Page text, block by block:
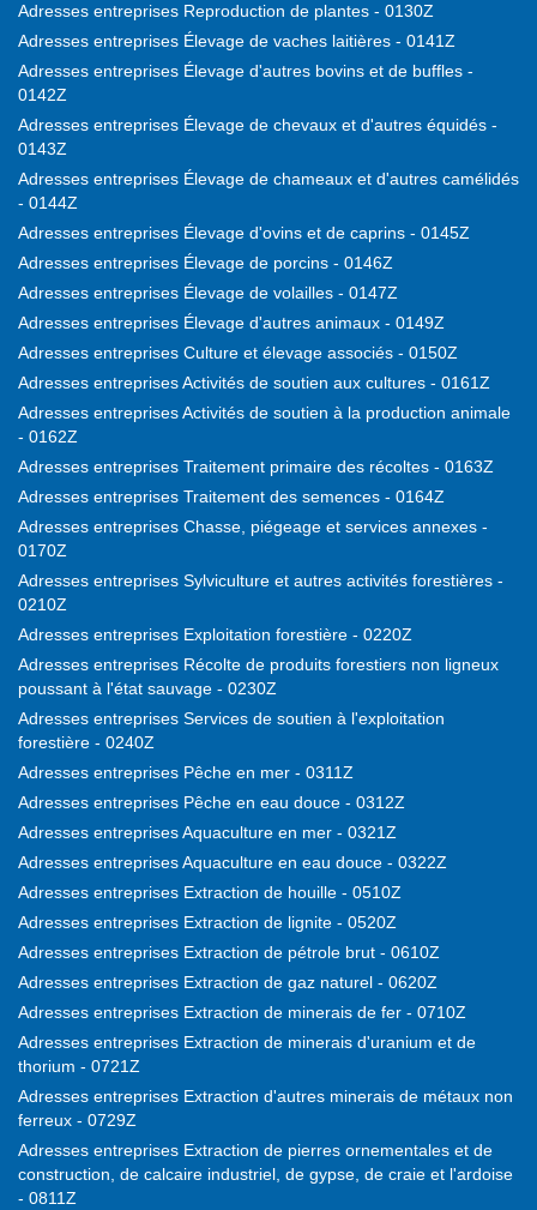
Adresses entreprises Reproduction de plantes - 0130Z
Adresses entreprises Élevage de vaches laitières - 0141Z
Adresses entreprises Élevage d'autres bovins et de buffles -
0142Z
Adresses entreprises Élevage de chevaux et d'autres équidés -
0143Z
Adresses entreprises Élevage de chameaux et d'autres camélidés
- 0144Z
Adresses entreprises Élevage d'ovins et de caprins - 0145Z
Adresses entreprises Élevage de porcins - 0146Z
Adresses entreprises Élevage de volailles - 0147Z
Adresses entreprises Élevage d'autres animaux - 0149Z
Adresses entreprises Culture et élevage associés - 0150Z
Adresses entreprises Activités de soutien aux cultures - 0161Z
Adresses entreprises Activités de soutien à la production animale
- 0162Z
Adresses entreprises Traitement primaire des récoltes - 0163Z
Adresses entreprises Traitement des semences - 0164Z
Adresses entreprises Chasse, piégeage et services annexes -
0170Z
Adresses entreprises Sylviculture et autres activités forestières -
0210Z
Adresses entreprises Exploitation forestière - 0220Z
Adresses entreprises Récolte de produits forestiers non ligneux
poussant à l'état sauvage - 0230Z
Adresses entreprises Services de soutien à l'exploitation
forestière - 0240Z
Adresses entreprises Pêche en mer - 0311Z
Adresses entreprises Pêche en eau douce - 0312Z
Adresses entreprises Aquaculture en mer - 0321Z
Adresses entreprises Aquaculture en eau douce - 0322Z
Adresses entreprises Extraction de houille - 0510Z
Adresses entreprises Extraction de lignite - 0520Z
Adresses entreprises Extraction de pétrole brut - 0610Z
Adresses entreprises Extraction de gaz naturel - 0620Z
Adresses entreprises Extraction de minerais de fer - 0710Z
Adresses entreprises Extraction de minerais d'uranium et de
thorium - 0721Z
Adresses entreprises Extraction d'autres minerais de métaux non
ferreux - 0729Z
Adresses entreprises Extraction de pierres ornementales et de
construction, de calcaire industriel, de gypse, de craie et l'ardoise
- 0811Z